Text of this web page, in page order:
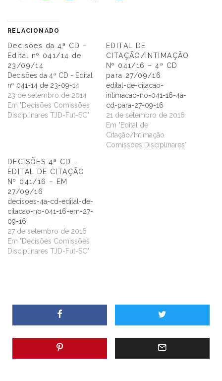
RELACIONADO
Decisões da 4ª CD –
Edital nº 041/14 de
23/09/14
Decisões da 4ª CD - Edital
nº 041-14 de 23-09-14
23 de setembro de 2014
Em "Decisões Comissões
Disciplinares TJD-Fut-SC"
EDITAL DE
CITAÇÃO/INTIMAÇÃO
Nº 041/16 – 4ª CD
para 27/09/16
edital-de-citacao-
intimacao-no-041-16-4a-
cd-para-27-09-16
21 de setembro de 2016
Em "Edital de
Citação/Intimação
Comissões Disciplinares"
DECISÕES 4ª CD –
EDITAL DE CITAÇÃO
Nº 041/16 – EM
27/09/16
decisoes-4a-cd-edital-de-
citacao-no-041-16-em-27-
09-16
27 de setembro de 2016
Em "Decisões Comissões
Disciplinares TJD-Fut-SC"